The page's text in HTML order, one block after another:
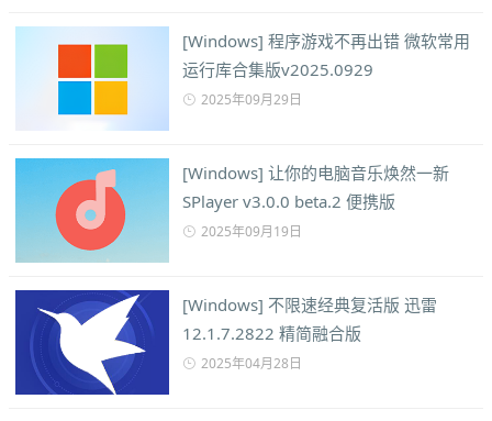
[Windows] 程序游戏不再出错 微软常用
运行库合集版v2025.0929
2025年09月29日
[Windows] 让你的电脑音乐焕然一新
SPlayer v3.0.0 beta.2 便携版
2025年09月19日
[Windows] 不限速经典复活版 迅雷
12.1.7.2822 精简融合版
2025年04月28日